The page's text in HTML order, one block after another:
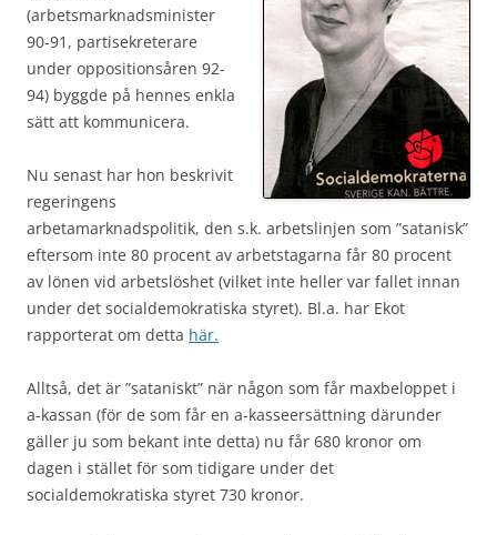
(arbetsmarknadsminister
90-91, partisekreterare
under oppositionsåren 92-
94) byggde på hennes enkla
sätt att kommunicera.
Nu senast har hon beskrivit
regeringens
arbetamarknadspolitik, den s.k. arbetslinjen som ”satanisk”
eftersom inte 80 procent av arbetstagarna får 80 procent
av lönen vid arbetslöshet (vilket inte heller var fallet innan
under det socialdemokratiska styret). Bl.a. har Ekot
rapporterat om detta här.
Alltså, det är ”sataniskt” när någon som får maxbeloppet i
a-kassan (för de som får en a-kasseersättning därunder
gäller ju som bekant inte detta) nu får 680 kronor om
dagen i stället för som tidigare under det
socialdemokratiska styret 730 kronor.